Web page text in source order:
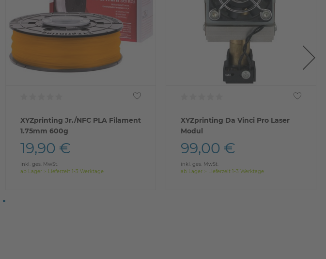
XYZprinting Jr./NFC PLA Filament
1.75mm 600g
19,90 €
inkl. ges. MwSt.
ab Lager > Lieferzeit 1-3 Werktage
XYZprinting Da Vinci Pro Laser
Modul
99,00 €
inkl. ges. MwSt.
ab Lager > Lieferzeit 1-3 Werktage